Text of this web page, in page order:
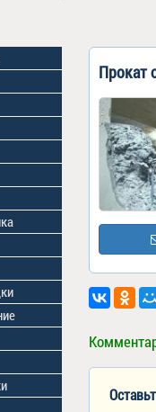
Прокат